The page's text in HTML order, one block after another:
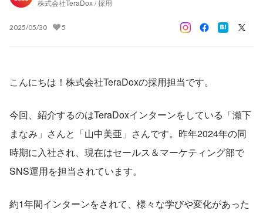
株式会社TeraDox / 採用
2025/05/30 5
こんにちは！株式会社TeraDoxの採用担当です。
今回、紹介するのはTeraDoxインターンをしている「瀬下
まなみ」さんと「山中美亜」さんです。昨年2024年の同
時期に入社され、現在はセールス＆マーケティング部で
SNS運用を担当されています。
約1年間インターンをされて、様々な学びや変化があった